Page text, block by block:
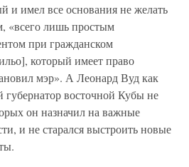
и имел все основания не желать
«всего лишь простым
при гражданском
который имеет право
мэр». А Леонард Вуд как
восточной Кубы не
он назначил на важные
и не старался выстроить новые